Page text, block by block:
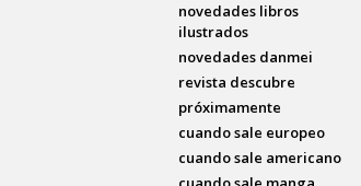
novedades libros
ilustrados
novedades danmei
revista descubre
próximamente
cuando sale europeo
cuando sale americano